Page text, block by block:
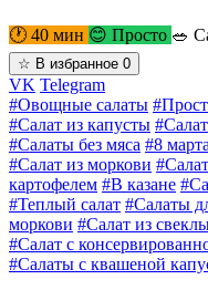
🕐 40 мин 😊 Просто 🥗
☆ В избранное 0
VK Telegram
#Овощные салаты
#Салат из капусты
#Салаты без мяса #8 марта
#Салат из моркови
картофелем #В казане
#Теплый салат #Салаты
моркови #Салат из
#Салат с
#Салаты с квашеной